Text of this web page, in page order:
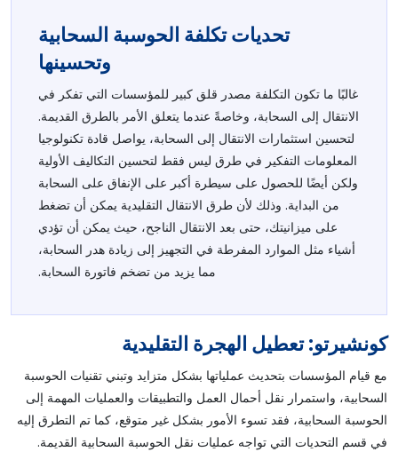
تحديات تكلفة الحوسبة السحابية
وتحسينها
غالبًا ما تكون التكلفة مصدر قلق كبير للمؤسسات التي تفكر في
الانتقال إلى السحابة، وخاصةً عندما يتعلق الأمر بالطرق القديمة.
لتحسين استثمارات الانتقال إلى السحابة، يواصل قادة تكنولوجيا
المعلومات التفكير في طرق ليس فقط لتحسين التكاليف الأولية
ولكن أيضًا للحصول على سيطرة أكبر على الإنفاق على السحابة
من البداية. وذلك لأن طرق الانتقال التقليدية يمكن أن تضغط
على ميزانيتك، حتى بعد الانتقال الناجح، حيث يمكن أن تؤدي
أشياء مثل الموارد المفرطة في التجهيز إلى زيادة هدر السحابة،
مما يزيد من تضخم فاتورة السحابة.
كونشيرتو: تعطيل الهجرة التقليدية
مع قيام المؤسسات بتحديث عملياتها بشكل متزايد وتبني تقنيات الحوسبة
السحابية، واستمرار نقل أحمال العمل والتطبيقات والعمليات المهمة إلى
الحوسبة السحابية، فقد تسوء الأمور بشكل غير متوقع، كما تم التطرق إليه
في قسم التحديات التي تواجه عمليات نقل الحوسبة السحابية القديمة.